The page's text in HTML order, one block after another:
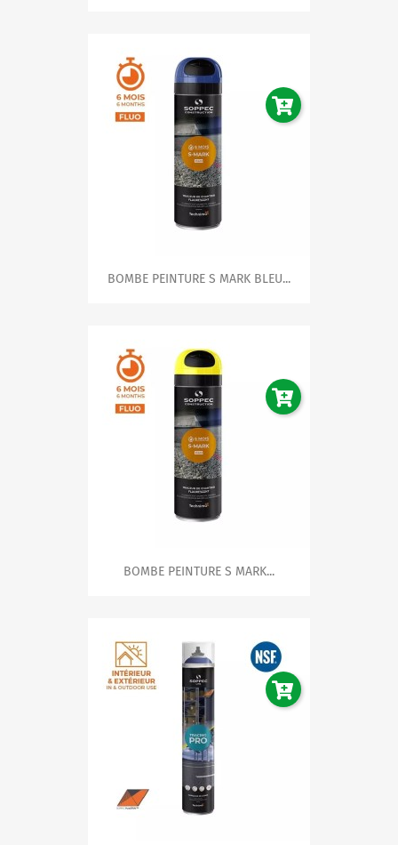
BOMBE PEINTURE S MARK BLEU...
BOMBE PEINTURE S MARK...